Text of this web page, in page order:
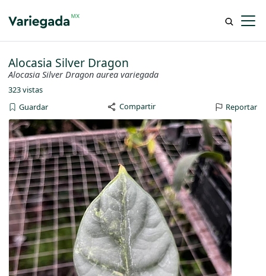
Alocasia Silver Dragon
Alocasia Silver Dragon aurea variegada
323 vistas
Guardar
Compartir Reportar